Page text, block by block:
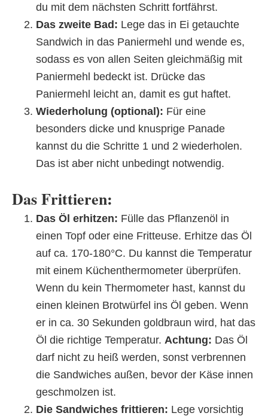
du mit dem nächsten Schritt fortfährst.
Das zweite Bad: Lege das in Ei getauchte
Sandwich in das Paniermehl und wende es,
sodass es von allen Seiten gleichmäßig mit
Paniermehl bedeckt ist. Drücke das
Paniermehl leicht an, damit es gut haftet.
Wiederholung (optional): Für eine
besonders dicke und knusprige Panade
kannst du die Schritte 1 und 2 wiederholen.
Das ist aber nicht unbedingt notwendig.
Das Frittieren:
Das Öl erhitzen: Fülle das Pflanzenöl in
einen Topf oder eine Fritteuse. Erhitze das Öl
auf ca. 170-180°C. Du kannst die Temperatur
mit einem Küchenthermometer überprüfen.
Wenn du kein Thermometer hast, kannst du
einen kleinen Brotwürfel ins Öl geben. Wenn
er in ca. 30 Sekunden goldbraun wird, hat das
Öl die richtige Temperatur. Achtung: Das Öl
darf nicht zu heiß werden, sonst verbrennen
die Sandwiches außen, bevor der Käse innen
geschmolzen ist.
Die Sandwiches frittieren: Lege vorsichtig